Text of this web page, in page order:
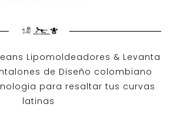
Lipomoldeadores & Levanta
de Diseño colombiano
para resaltar tus curvas
latinas